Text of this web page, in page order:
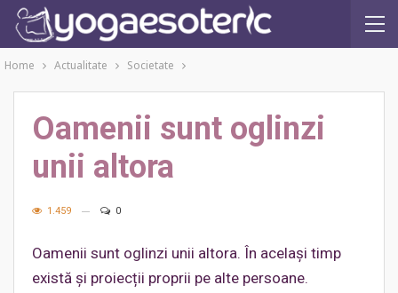
Home Actualitate Societate
Oamenii sunt oglinzi
unii altora
1.459 0
Oamenii sunt oglinzi unii altora. În același timp
există și proiecții proprii pe alte persoane.